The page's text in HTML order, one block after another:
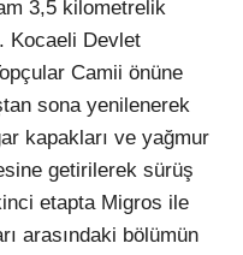
3,5 kilometrelik
Kocaeli Devlet
Camii önüne
sona yenilenerek
kapakları ve yağmur
getirilerek sürüş
etapta Migros ile
arasındaki bölümün